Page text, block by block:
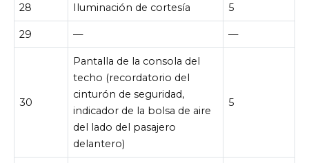
28 Iluminación de cortesía 5
29 — —
30
Pantalla de la consola del
techo (recordatorio del
cinturón de seguridad,
indicador de la bolsa de aire
del lado del pasajero
delantero)
5